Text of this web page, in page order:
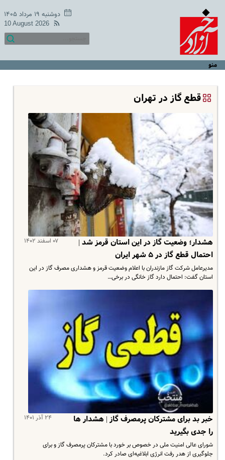
دوشنبه ۱۹ مرداد ۱۴۰۵
10 August 2026
منو
قطع گاز در تهران
۰۷ اسفند ۱۴۰۲
هشدار؛ وضعیت گاز در این استان قرمز شد |
احتمال قطع گاز در ۵ شهر ایران
مدیرعامل شرکت گاز مازندران با اعلام وضعیت قرمز و هشداری مصرف گاز در این
استان گفت: احتمال دارد گاز خانگی در برخی…
۲۴ آذر ۱۴۰۱
خبر بد برای مشترکان پرمصرف گاز | هشدار ها
را جدی بگیرید
شورای عالی امنیت ملی در خصوص بر خورد با مشترکان پرمصرف گاز و برای
جلوگیری از هدر رفت انرژی ابلاغیه‌ای صادر کرد.